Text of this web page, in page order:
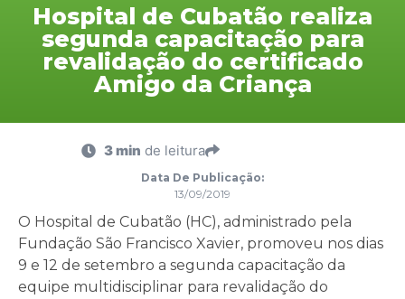
Hospital de Cubatão realiza
segunda capacitação para
revalidação do certificado
Amigo da Criança
3 min de leitura
Data De Publicação:
13/09/2019
O Hospital de Cubatão (HC), administrado pela
Fundação São Francisco Xavier, promoveu nos dias
9 e 12 de setembro a segunda capacitação da
equipe multidisciplinar para revalidação do